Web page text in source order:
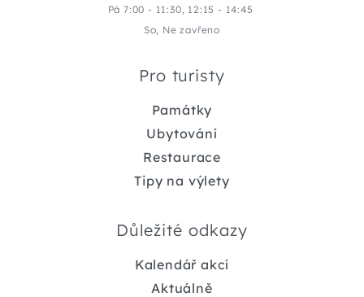
Pá 7:00 - 11:30, 12:15 - 14:45
So, Ne zavřeno
Pro turisty
Památky
Ubytování
Restaurace
Tipy na výlety
Důležité odkazy
Kalendář akcí
Aktuálně